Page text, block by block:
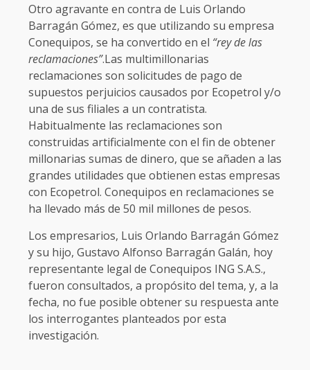
Otro agravante en contra de Luis Orlando
Barragán Gómez, es que utilizando su empresa
Conequipos, se ha convertido en el “rey de las
reclamaciones”.Las multimillonarias
reclamaciones son solicitudes de pago de
supuestos perjuicios causados por Ecopetrol y/o
una de sus filiales a un contratista.
Habitualmente las reclamaciones son
construidas artificialmente con el fin de obtener
millonarias sumas de dinero, que se añaden a las
grandes utilidades que obtienen estas empresas
con Ecopetrol. Conequipos en reclamaciones se
ha llevado más de 50 mil millones de pesos.
Los empresarios, Luis Orlando Barragán Gómez
y su hijo, Gustavo Alfonso Barragán Galán, hoy
representante legal de Conequipos ING S.A.S.,
fueron consultados, a propósito del tema, y, a la
fecha, no fue posible obtener su respuesta ante
los interrogantes planteados por esta
investigación.